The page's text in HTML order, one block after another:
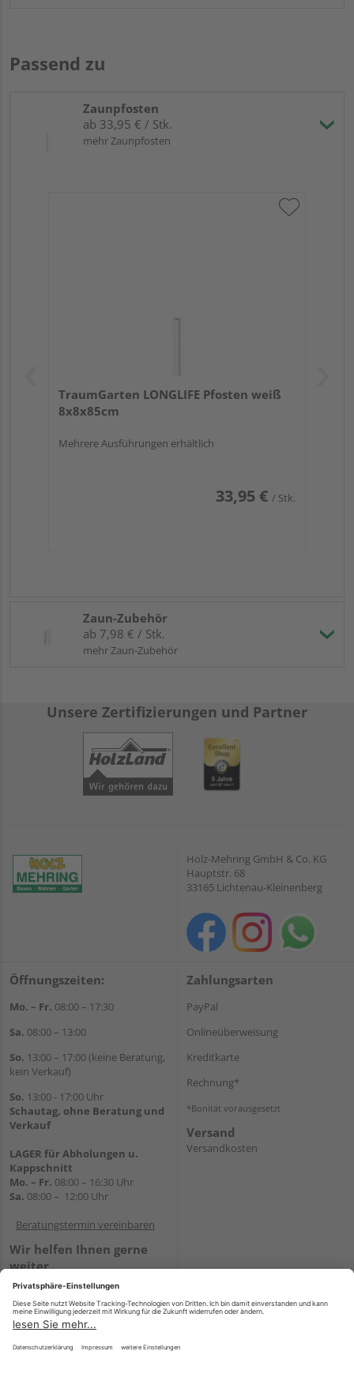
Passend zu
Zaunpfosten
ab 33,95 € / Stk.
mehr Zaunpfosten
TraumGarten LONGLIFE Pfosten weiß
8x8x85cm
Mehrere Ausführungen erhältlich
33,95 € / Stk.
Zaun-Zubehör
ab 7,98 € / Stk.
mehr Zaun-Zubehör
Unsere Zertifizierungen und Partner
Holz-Mehring GmbH & Co. KG
Hauptstr. 68
33165 Lichtenau-Kleinenberg
Öffnungszeiten:
Mo. – Fr. 08:00 – 17:30
Sa. 08:00 – 13:00
So. 13:00 – 17:00 (keine Beratung,
kein Verkauf)
So. 13:00 - 17:00 Uhr
Schautag, ohne Beratung und
Verkauf
LAGER für Abholungen u.
Kappschnitt
Mo. – Fr. 08:00 – 16:30 Uhr
Sa. 08:00 – 12:00 Uhr
Beratungstermin vereinbaren
Wir helfen Ihnen gerne
weiter
Tel.:+49 5647 94660
WhatsApp
Zahlungsarten
PayPal
Onlineüberweisung
Kreditkarte
Rechnung*
*Bonität vorausgesetzt
Versand
Versandkosten